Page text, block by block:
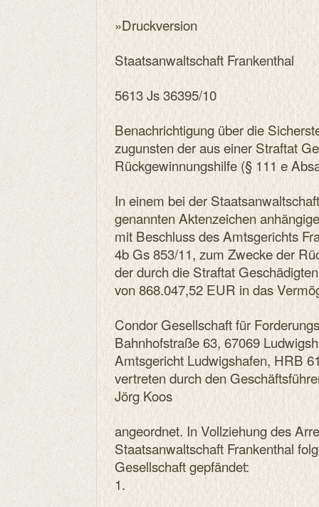
»Druckversion
Staatsanwaltschaft Frankenthal
5613 Js 36395/10
Benachrichtigung über die
zugunsten der aus einer Straftat
Rückgewinnungshilfe (§ 111 e
In einem bei der
genannten Aktenzeichen
mit Beschluss des Amtsgerichts
4b Gs 853/11, zum Zwecke der
der durch die Straftat
von 868.047,52 EUR in das
Condor Gesellschaft für
Bahnhofstraße 63, 67069
Amtsgericht Ludwigshafen, HRB
vertreten durch den
Jörg Koos
angeordnet. In Vollziehung des
Staatsanwaltschaft Frankenthal
Gesellschaft gepfändet:
1.